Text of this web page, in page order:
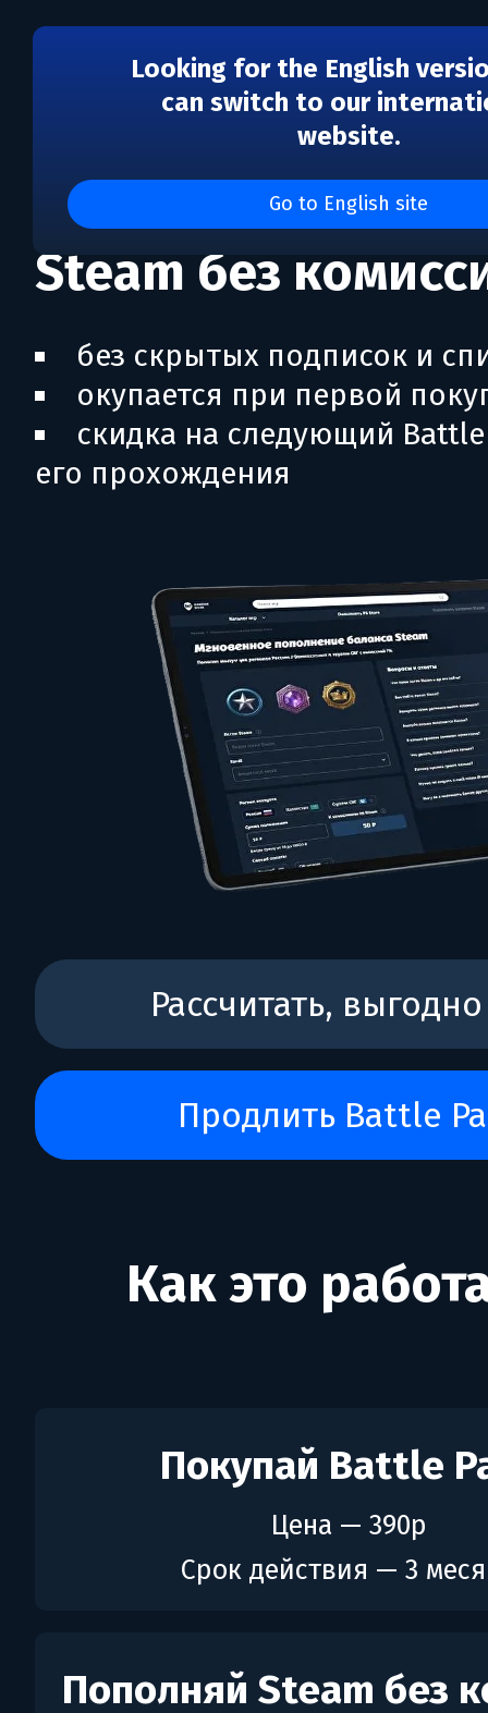
Looking for the English
can switch to our
website.
Go to English site
Проходи Battle
пополняй баланс
Steam без
без скрытых подписок и
окупается при первой
скидка на следующий Battle
его прохождения
Рассчитать,
Продлить Battle
Как это
Покупай Battle
Цена — 390р
Срок действия — 3
Пополняй Steam без